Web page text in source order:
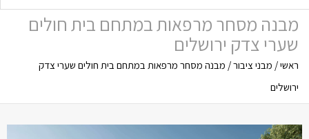
תפריט
מבנה מסחר מרפאות במתחם בית חולים
שערי צדק ירושלים
ראשי/ מבני ציבור/ מבנה מסחר מרפאות במתחם בית חולים שערי צדק
ירושלים